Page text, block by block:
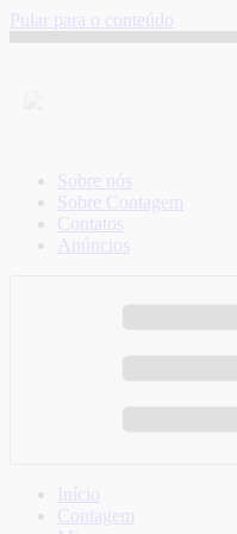
Pular para o conteúdo
Sobre nós
Sobre Contagem
Contatos
Anúncios
Início
Contagem